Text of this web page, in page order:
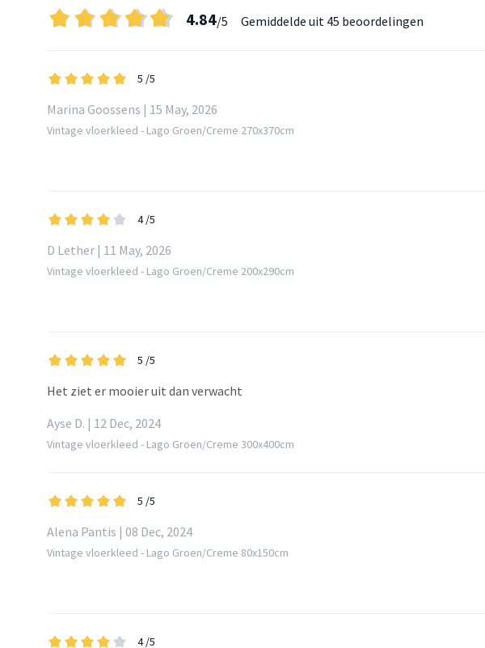
4.84/5 Gemiddelde uit 45 beoordelingen
5 /5
Marina Goossens | 15 May, 2026
Vintage vloerkleed - Lago Groen/Creme 270x370cm
4 /5
D Lether | 11 May, 2026
Vintage vloerkleed - Lago Groen/Creme 200x290cm
5 /5
Het ziet er mooier uit dan verwacht
Ayse D. | 12 Dec, 2024
Vintage vloerkleed - Lago Groen/Creme 300x400cm
5 /5
Alena Pantis | 08 Dec, 2024
Vintage vloerkleed - Lago Groen/Creme 80x150cm
4 /5